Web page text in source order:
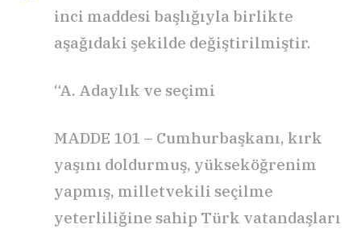
inci maddesi başlığıyla birlikte
aşağıdaki şekilde değiştirilmiştir.
“A. Adaylık ve seçimi
MADDE 101 – Cumhurbaşkanı, kırk
yaşını doldurmuş, yükseköğrenim
yapmış, milletvekili seçilme
yeterliliğine sahip Türk vatandaşları